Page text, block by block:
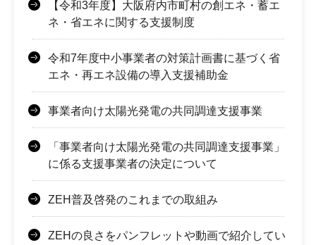
【令和3年度】大阪府内市町村の創エネ・蓄エ
ネ・省エネに関する支援制度
令和7年度中小事業者の対策計画書に基づく省
エネ・再エネ設備の導入支援補助金
事業者向け太陽光発電の共同調達支援事業
「事業者向け太陽光発電の共同調達支援事業」
に係る支援事業者の決定について
ZEH普及啓発のこれまでの取組み
ZEHの良さをパンフレットや動画で紹介してい